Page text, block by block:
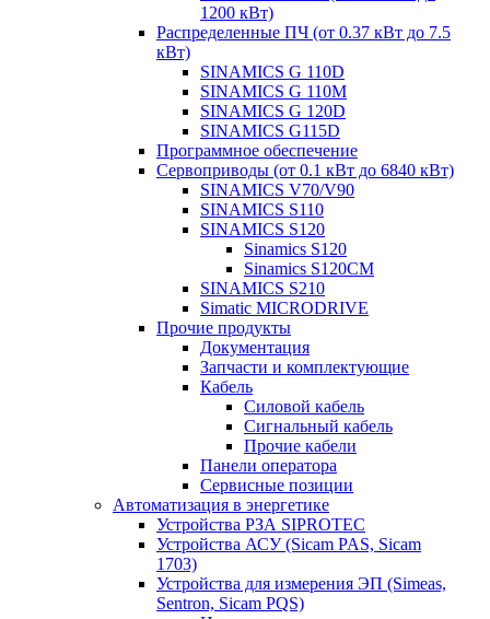
1200 кВт)
Распределенные ПЧ (от 0.37 кВт до 7.5
кВт)
SINAMICS G 110D
SINAMICS G 110M
SINAMICS G 120D
SINAMICS G115D
Программное обеспечение
Сервоприводы (от 0.1 кВт до 6840 кВт)
SINAMICS V70/V90
SINAMICS S110
SINAMICS S120
Sinamics S120
Sinamics S120CM
SINAMICS S210
Simatic MICRODRIVE
Прочие продукты
Документация
Запчасти и комплектующие
Кабель
Силовой кабель
Сигнальный кабель
Прочие кабели
Панели оператора
Сервисные позиции
Автоматизация в энергетике
Устройства РЗА SIPROTEC
Устройства АСУ (Sicam PAS, Sicam
1703)
Устройства для измерения ЭП (Simeas,
Sentron, Sicam PQS)